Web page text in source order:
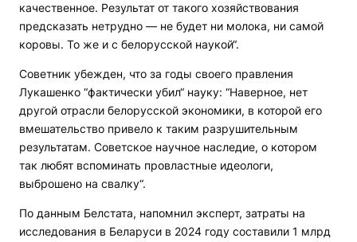
качественное. Результат от такого хозяйствования
предсказать нетрудно — не будет ни молока, ни самой
коровы. То же и с белорусской наукой“.
Советник убежден, что за годы своего правления
Лукашенко “фактически убил“ науку: “Наверное, нет
другой отрасли белорусской экономики, в которой его
вмешательство привело к таким разрушительным
результатам. Советское научное наследие, о котором
так любят вспоминать провластные идеологи,
выброшено на свалку“.
По данным Белстата, напомнил эксперт, затраты на
исследования в Беларуси в 2024 году составили 1 млрд